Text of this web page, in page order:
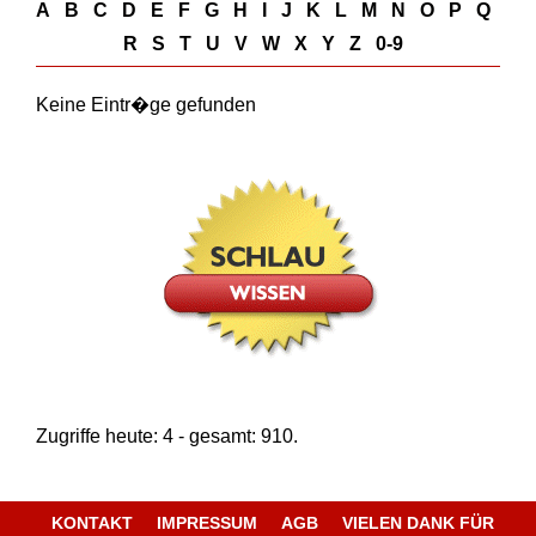
A B C D E F G H J K L M N O P
Q
R
S T U V W X Y Z 0-9
Keine Eintr�ge gefunden
Zugriffe heute: 4 - gesamt: 910.
KONTAKT IMPRESSUM AGB
VIELEN DANK FÜR